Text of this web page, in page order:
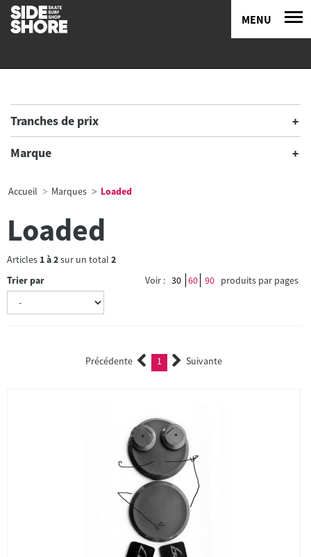
MENU
Tranches de prix
Marque
Accueil Marques Loaded
Loaded
Articles 1à2sur un total 2
Trier par
Voir : 30 60 90 produits par pages
Précédente 1 (current)Suivante